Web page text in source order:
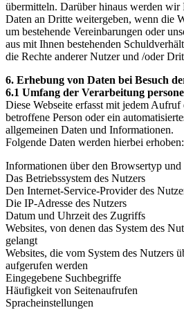
übermitteln. Darüber hinaus werden wir
Daten an Dritte weitergeben, wenn die
um bestehende Vereinbarungen oder
aus mit Ihnen bestehenden
die Rechte anderer Nutzer und /oder
6. Erhebung von Daten bei Besuch
6.1 Umfang der Verarbeitung
Diese Webseite erfasst mit jedem Aufruf
betroffene Person oder ein
allgemeinen Daten und Informationen.
Folgende Daten werden hierbei erhoben:
Informationen über den Browsertyp und
Das Betriebssystem des Nutzers
Den Internet-Service-Provider des
Die IP-Adresse des Nutzers
Datum und Uhrzeit des Zugriffs
Websites, von denen das System des
gelangt
Websites, die vom System des Nutzers
aufgerufen werden
Eingegebene Suchbegriffe
Häufigkeit von Seitenaufrufen
Spracheinstellungen